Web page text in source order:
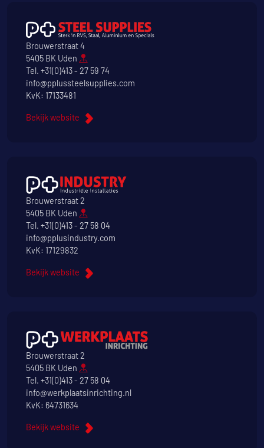
Brouwerstraat 4
5405 BK Uden
Tel. +31(0)413 - 27 59 74
info@pplussteelsupplies.com
KvK: 17133481
Bekijk website
Brouwerstraat 2
5405 BK Uden
Tel. +31(0)413 - 27 58 04
info@pplusindustry.com
KvK: 17129832
Bekijk website
Brouwerstraat 2
5405 BK Uden
Tel. +31(0)413 - 27 58 04
info@werkplaatsinrichting.nl
KvK: 64731634
Bekijk website